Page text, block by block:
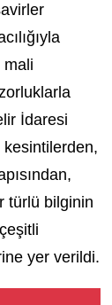
mali
İdaresi
kesintilerden,
türlü bilginin
yer verildi.